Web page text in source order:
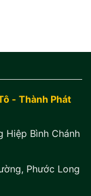
- Thành Phát
Hiệp Bình Chánh
Phước Long